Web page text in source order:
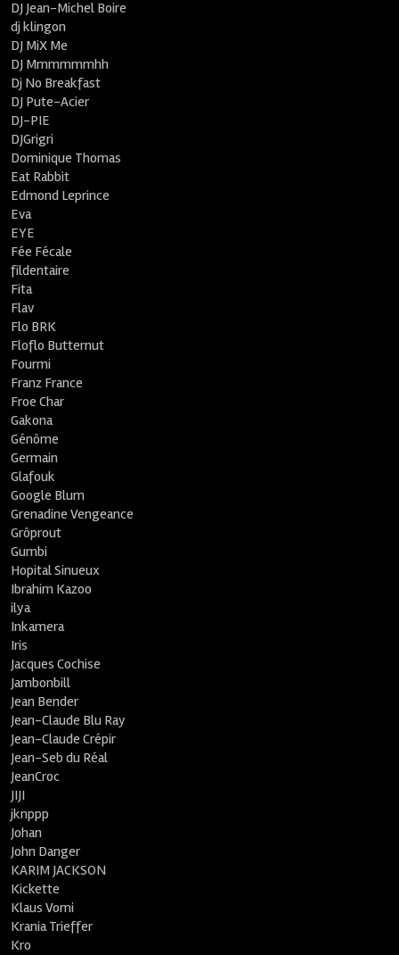
DJ Jean-Michel Boire
dj klingon
DJ MiX Me
DJ Mmmmmmhh
Dj No Breakfast
DJ Pute-Acier
DJ-PIE
DJGrigri
Dominique Thomas
Eat Rabbit
Edmond Leprince
Eva
EYE
Fée Fécale
fildentaire
Fita
Flav
Flo BRK
Floflo Butternut
Fourmi
Franz France
Froe Char
Gakona
Génôme
Germain
Glafouk
Google Blum
Grenadine Vengeance
Grôprout
Gumbi
Hopital Sinueux
Ibrahim Kazoo
ilya
Inkamera
Iris
Jacques Cochise
Jambonbill
Jean Bender
Jean-Claude Blu Ray
Jean-Claude Crépir
Jean-Seb du Réal
JeanCroc
JIJI
jknppp
Johan
John Danger
KARIM JACKSON
Kickette
Klaus Vomi
Krania Trieffer
Kro